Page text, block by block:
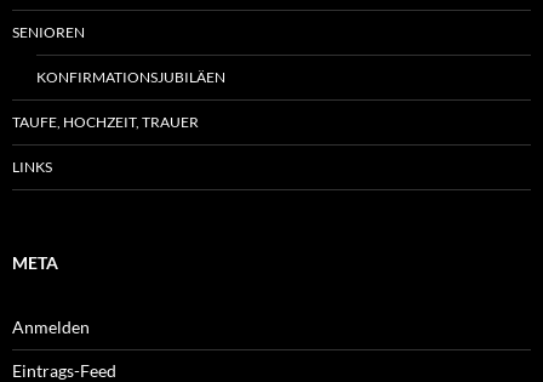
SENIOREN
KONFIRMATIONSJUBILÄEN
TAUFE, HOCHZEIT, TRAUER
LINKS
META
Anmelden
Eintrags-Feed